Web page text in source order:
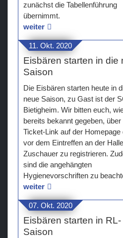
zunächst die Tabellenführung
übernimmt.
weiter
11. Okt. 2020
Eisbären starten in die
Saison
Die Eisbären starten heute in
neue Saison, zu Gast ist der
Bietigheim. Wir bitten euch,
bereits bekannt gegeben, über
Ticket-Link auf der Homepage
vor dem Eintreffen an der
Zuschauer zu registrieren.
sind die angehängten
Hygienevorschriften zu
weiter
07. Okt. 2020
Eisbären starten in RL-
Saison